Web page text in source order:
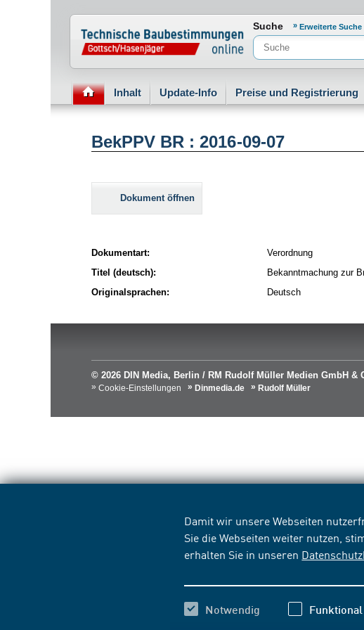
Damit wir unsere Webseiten
Sie die Webseiten weiter nutzen,
erhalten Sie in unseren
Notwendig Funktional
Normenportal Barrierefreiheit
Suche Erweiterte Suche
Inhalt Update-Info Preise und Registrierung
BekPPV BR : 2016-09-07
Dokument öffnen
Dokumentart:
Verordnung
Titel (deutsch):
Bekanntmachung zur
Originalsprachen:
Deutsch
© 2026 DIN Media, Berlin / RM Rudolf Müller Medien GmbH &
Cookie-Einstellungen
Dinmedia.de Rudolf Müller